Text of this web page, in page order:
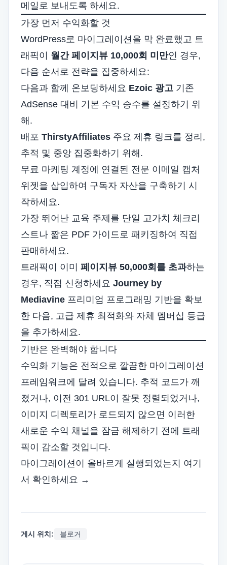
메일로 보내도록 하세요.
가장 먼저 수익화할 것
WordPress로 마이그레이션을 막 완료했고 트
래픽이 월간 페이지뷰 10,000회 미만인 경우,
다음 순서로 전략을 집중하세요:
다음과 함께 온보딩하세요 Ezoic 광고 기존
AdSense 대비 기본 수익 승수를 설정하기 위
해.
배포 ThirstyAffiliates 주요 제휴 링크를 정리,
추적 및 중앙 집중화하기 위해.
무료 마케팅 계정에 연결된 전문 이메일 캡처
위젯을 삽입하여 구독자 자산을 구축하기 시
작하세요.
가장 뛰어난 교육 주제를 단일 고가치 체크리
스트나 짧은 PDF 가이드로 패키징하여 직접
판매하세요.
트래픽이 이미 페이지뷰 50,000회를 초과하는
경우, 직접 신청하세요 Journey by
Mediavine 프리미엄 프로그래밍 기반을 확보
한 다음, 고급 제휴 최적화와 자체 멤버십 등급
을 추가하세요.
기반은 완벽해야 합니다
수익화 기능은 전적으로 깔끔한 마이그레이션
프레임워크에 달려 있습니다. 추적 코드가 깨
졌거나, 이전 301 URL이 잘못 정렬되었거나,
이미지 디렉토리가 로드되지 않으면 이러한
새로운 수익 채널을 잠금 해제하기 전에 트래
픽이 감소할 것입니다.
마이그레이션이 올바르게 실행되었는지 여기
서 확인하세요 →
게시 위치: 블로거